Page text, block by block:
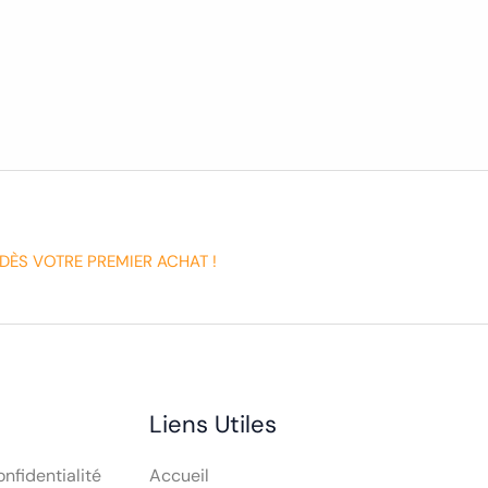
VOTRE PREMIER ACHAT !
Liens Utiles
Accueil